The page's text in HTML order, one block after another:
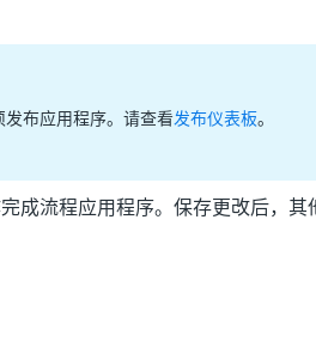
布应用程序。请查看发布仪表板。
成流程应用程序。保存更改后，